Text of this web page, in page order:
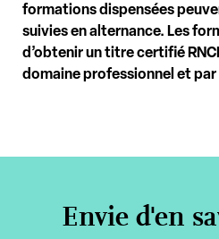
formations dispensées
suivies en alternance. Les
d’obtenir un titre certifié
domaine professionnel et
Envie d'en